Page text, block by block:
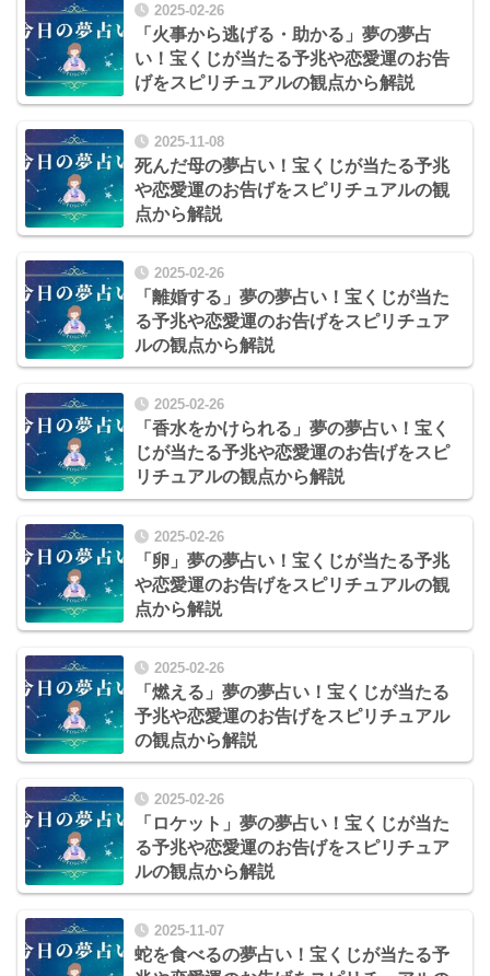
2025-02-26
「火事から逃げる・助かる」夢の夢占
い！宝くじが当たる予兆や恋愛運のお告
げをスピリチュアルの観点から解説
2025-11-08
死んだ母の夢占い！宝くじが当たる予兆
や恋愛運のお告げをスピリチュアルの観
点から解説
2025-02-26
「離婚する」夢の夢占い！宝くじが当た
る予兆や恋愛運のお告げをスピリチュア
ルの観点から解説
2025-02-26
「香水をかけられる」夢の夢占い！宝く
じが当たる予兆や恋愛運のお告げをスピ
リチュアルの観点から解説
2025-02-26
「卵」夢の夢占い！宝くじが当たる予兆
や恋愛運のお告げをスピリチュアルの観
点から解説
2025-02-26
「燃える」夢の夢占い！宝くじが当たる
予兆や恋愛運のお告げをスピリチュアル
の観点から解説
2025-02-26
「ロケット」夢の夢占い！宝くじが当た
る予兆や恋愛運のお告げをスピリチュア
ルの観点から解説
2025-11-07
蛇を食べるの夢占い！宝くじが当たる予